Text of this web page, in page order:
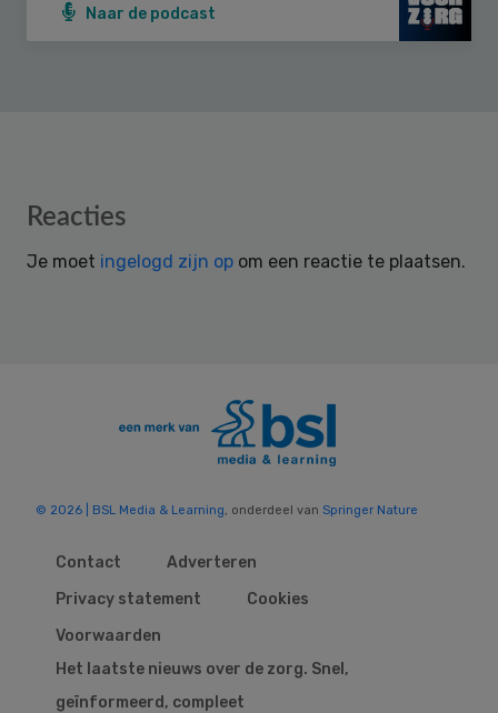
Naar de podcast
Reader
Reacties
Je moet ingelogd zijn op om een reactie te plaatsen.
© 2026 | BSL Media & Learning, onderdeel van Springer Nature
Contact
Adverteren
Privacy statement
Cookies
Voorwaarden
Het laatste nieuws over de zorg. Snel,
geïnformeerd, compleet